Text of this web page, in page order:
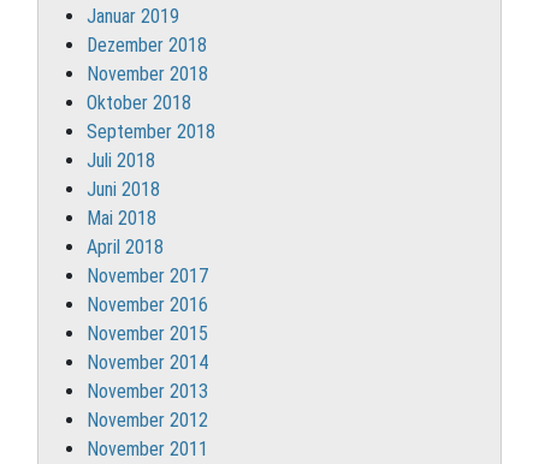
Januar 2019
Dezember 2018
November 2018
Oktober 2018
September 2018
Juli 2018
Juni 2018
Mai 2018
April 2018
November 2017
November 2016
November 2015
November 2014
November 2013
November 2012
November 2011